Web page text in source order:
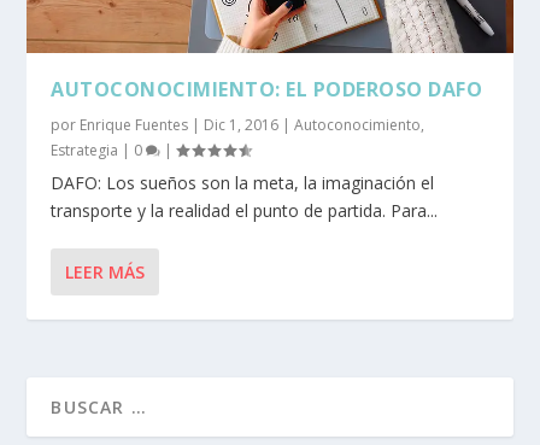
AUTOCONOCIMIENTO: EL PODEROSO DAFO
por Enrique Fuentes | Dic 1, 2016 |Autoconocimiento,
Estrategia | 0 |
DAFO: Los sueños son la meta, la imaginación el
transporte y la realidad el punto de partida. Para...
LEER MÁS